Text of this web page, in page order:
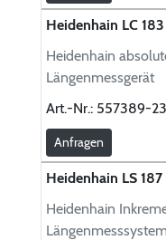
Heidenhain LC
Heidenhain
Längenmessgerät
Art.-Nr.: 557389-23
Anfragen
Heidenhain LS
Heidenhain
Längenmesssystem